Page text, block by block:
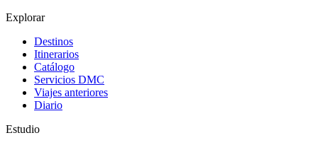
Explorar
Destinos
Itinerarios
Catálogo
Servicios DMC
Viajes anteriores
Diario
Estudio